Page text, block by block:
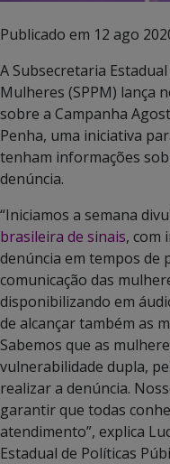
Publicado em 12 ago
A Subsecretaria
Mulheres (SPPM) lança
sobre a Campanha
Penha, uma iniciativa
tenham informações
denúncia.
“Iniciamos a semana
brasileira de sinais, com
denúncia em tempos de
comunicação das
disponibilizando em
de alcançar também as
Sabemos que as
vulnerabilidade dupla,
realizar a denúncia.
garantir que todas
atendimento”, explica
Estadual de Políticas